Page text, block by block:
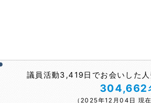
議員活動3,419日でお会いした人
304,662
（2025年12月04日 現在